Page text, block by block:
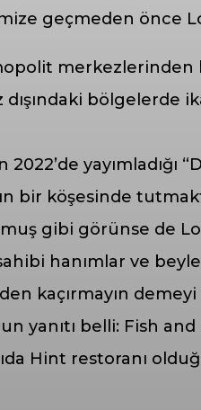
geçmeden önce
merkezlerinden
dışındaki
2022’de
bir köşesinde
gibi görünse de
hanımlar ve
kaçırmayın
yanıtı belli: Fish
Hint restoranı